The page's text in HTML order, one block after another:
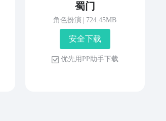
蜀门
角色扮演 724.45MB
安 全 下 载
优 先 用 P P 助 手 下 载